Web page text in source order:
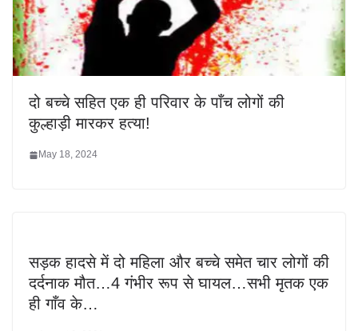
दो बच्चे सहित एक ही परिवार के पाँच लोगों की
कुल्हाड़ी मारकर हत्या!
May 18, 2024
सड़क हादसे में दो महिला और बच्चे समेत चार लोगों की
दर्दनाक मौत…4 गंभीर रूप से घायल…सभी मृतक एक
ही गाँव के…